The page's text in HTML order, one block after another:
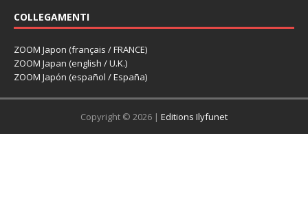
COLLEGAMENTI
ZOOM Japon (français / FRANCE)
ZOOM Japan (english / U.K.)
ZOOM Japón (español / España)
Copyright © 2026 | Editions Ilyfunet